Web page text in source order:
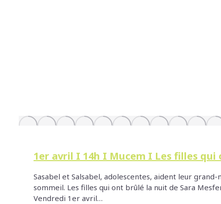
1er avril I 14h I Mucem I Les filles
Sasabel et Salsabel, adolescentes, aident leur
sommeil. Les filles qui ont brûlé la nuit de Sara
Vendredi 1er avril…